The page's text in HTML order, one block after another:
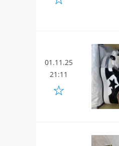
01.11.25
21:11